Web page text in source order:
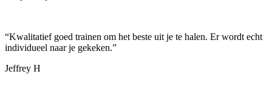
“Kwalitatief goed trainen om het beste uit je te halen. Er wordt echt
individueel naar je gekeken.”
Jeffrey H